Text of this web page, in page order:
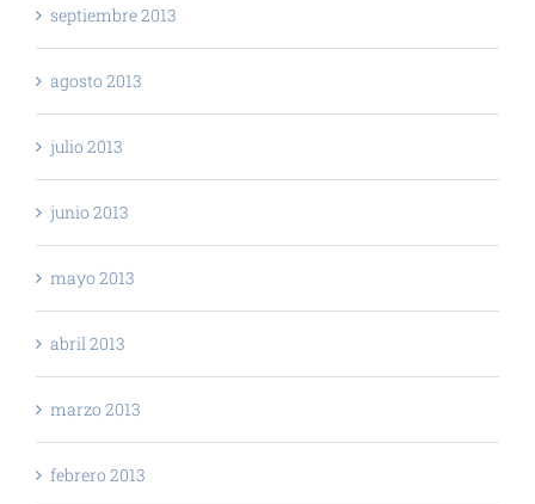
septiembre 2013
agosto 2013
julio 2013
junio 2013
mayo 2013
abril 2013
marzo 2013
febrero 2013